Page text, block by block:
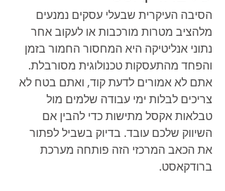
הסיבה העיקרית שבעלי עסקים נמנעים
מלהציב מטרות מורכבות או לעקוב אחר
נתוני אנליטיקה היא המחסור החמור בזמן
והפחד מהתעסקות טכנולוגית מסורבלת.
אתם לא אמורים לדעת קוד, ואתם בטח לא
צריכים לבלות ימי עבודה שלמים מול
טבלאות אקסל מתישות כדי להבין אם
השיווק שלכם עובד. בדיוק בשביל לפתור
את הכאב המרכזי הזה פותחה מערכת
ברודקאסט.